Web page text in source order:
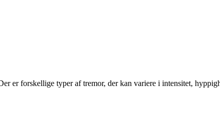
er forskellige typer af tremor, der kan variere i intensitet,